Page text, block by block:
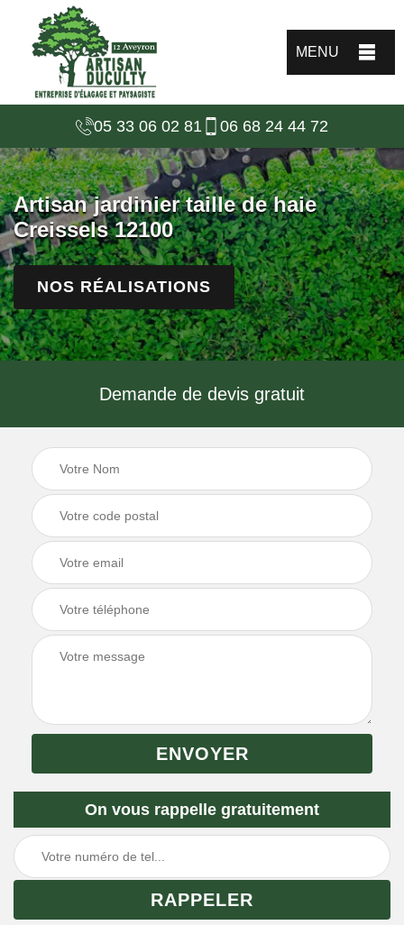
MENU
05 33 06 02 81 06 68 24 44 72
Artisan jardinier taille de haie
Creissels 12100
NOS RÉALISATIONS
Demande de devis gratuit
On vous rappelle gratuitement